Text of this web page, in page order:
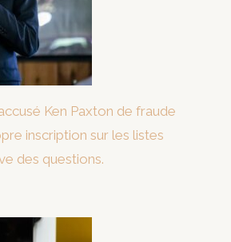
Ken Paxton de fraude
inscription sur les listes
des questions.